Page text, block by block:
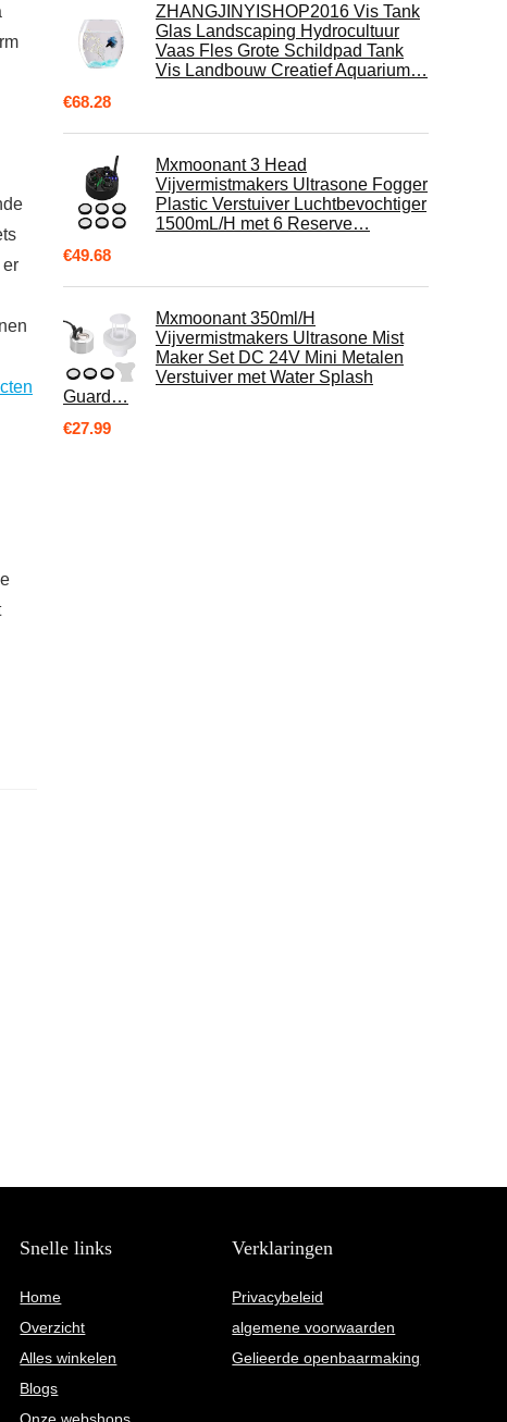
er
ZHANGJINYISHOP2016 Vis Tank
Glas Landscaping Hydrocultuur
Vaas Fles Grote Schildpad Tank
Vis Landbouw Creatief Aquarium…
€68.28
Mxmoonant 3 Head
Vijvermistmakers Ultrasone Fogger
Plastic Verstuiver Luchtbevochtiger
1500mL/H met 6 Reserve…
€49.68
Mxmoonant 350ml/H
Vijvermistmakers Ultrasone Mist
Maker Set DC 24V Mini Metalen
Verstuiver met Water Splash
Guard…
€27.99
Snelle links
Home
Overzicht
Alles winkelen
Blogs
Verklaringen
Privacybeleid
algemene voorwaarden
Gelieerde openbaarmaking